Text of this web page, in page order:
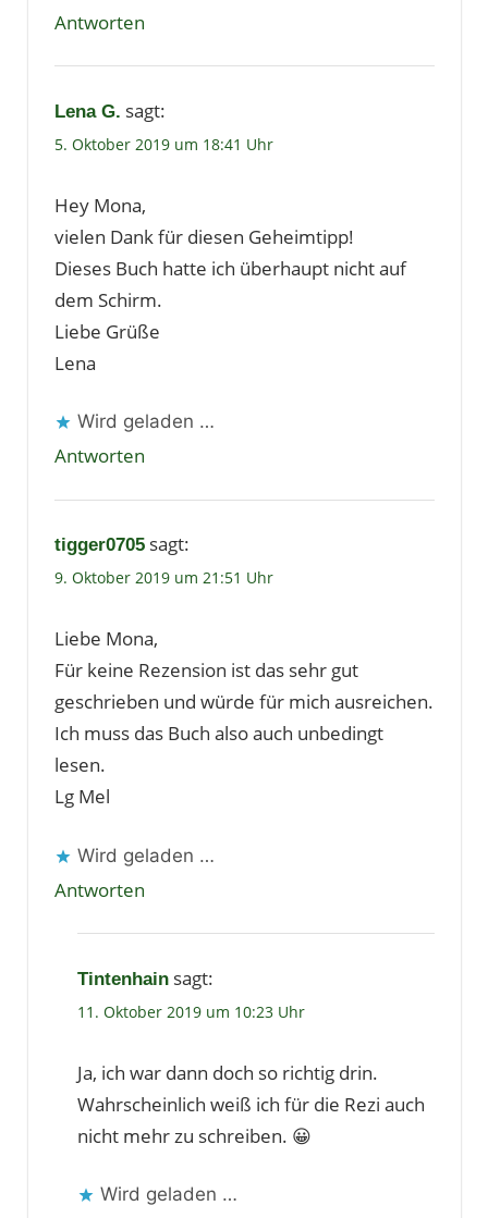
Antworten
Lena G. sagt:
5. Oktober 2019 um 18:41 Uhr
Hey Mona,
vielen Dank für diesen Geheimtipp!
Dieses Buch hatte ich überhaupt nicht auf
dem Schirm.
Liebe Grüße
Lena
Wird geladen …
Antworten
tigger0705 sagt:
9. Oktober 2019 um 21:51 Uhr
Liebe Mona,
Für keine Rezension ist das sehr gut
geschrieben und würde für mich ausreichen.
Ich muss das Buch also auch unbedingt
lesen.
Lg Mel
Wird geladen …
Antworten
Tintenhain sagt:
11. Oktober 2019 um 10:23 Uhr
Ja, ich war dann doch so richtig drin.
Wahrscheinlich weiß ich für die Rezi auch
nicht mehr zu schreiben. 😀
Wird geladen …